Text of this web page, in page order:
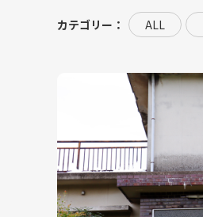
カテゴリー： ALL